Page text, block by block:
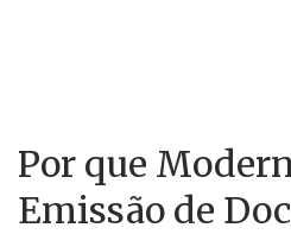
Por que
Emissão de